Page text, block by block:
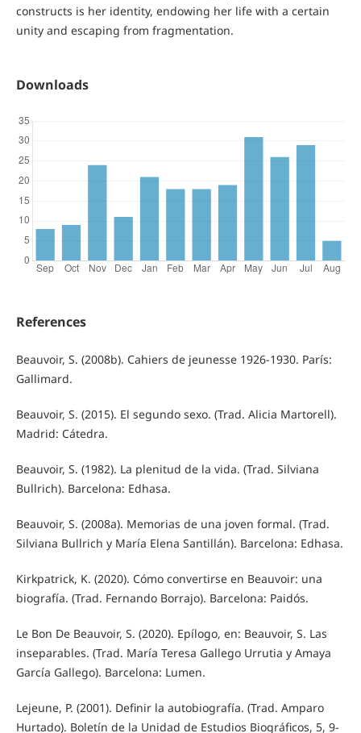
constructs is her identity, endowing her life with a certain
unity and escaping from fragmentation.
Downloads
References
Beauvoir, S. (2008b). Cahiers de jeunesse 1926-1930. París:
Gallimard.
Beauvoir, S. (2015). El segundo sexo. (Trad. Alicia Martorell).
Madrid: Cátedra.
Beauvoir, S. (1982). La plenitud de la vida. (Trad. Silviana
Bullrich). Barcelona: Edhasa.
Beauvoir, S. (2008a). Memorias de una joven formal. (Trad.
Silviana Bullrich y María Elena Santillán). Barcelona: Edhasa.
Kirkpatrick, K. (2020). Cómo convertirse en Beauvoir: una
biografía. (Trad. Fernando Borrajo). Barcelona: Paidós.
Le Bon De Beauvoir, S. (2020). Epílogo, en: Beauvoir, S. Las
inseparables. (Trad. María Teresa Gallego Urrutia y Amaya
García Gallego). Barcelona: Lumen.
Lejeune, P. (2001). Definir la autobiografía. (Trad. Amparo
Hurtado). Boletín de la Unidad de Estudios Biográficos, 5, 9-